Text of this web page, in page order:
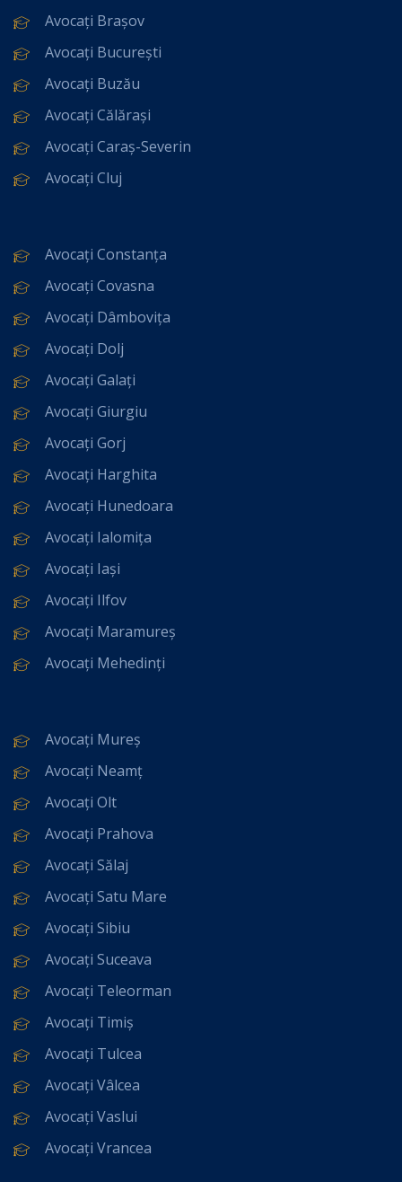
Avocați Brașov
Avocați București
Avocați Buzău
Avocați Călărași
Avocați Caraș-Severin
Avocați Cluj
Avocați Constanța
Avocați Covasna
Avocați Dâmbovița
Avocați Dolj
Avocați Galați
Avocați Giurgiu
Avocați Gorj
Avocați Harghita
Avocați Hunedoara
Avocați Ialomița
Avocați Iași
Avocați Ilfov
Avocați Maramureș
Avocați Mehedinți
Avocați Mureș
Avocați Neamț
Avocați Olt
Avocați Prahova
Avocați Sălaj
Avocați Satu Mare
Avocați Sibiu
Avocați Suceava
Avocați Teleorman
Avocați Timiș
Avocați Tulcea
Avocați Vâlcea
Avocați Vaslui
Avocați Vrancea